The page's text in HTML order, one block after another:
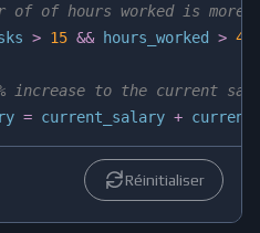
of of hours worked is more
> 15 && hours_worked > 40
increase to the current
= current_salary +
increase to the current
current_salary +
<< std::endl
Réinitialiser